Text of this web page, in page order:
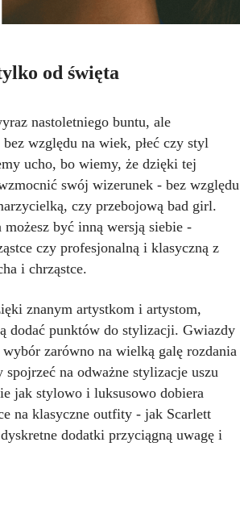
od święta
nastoletniego buntu, ale
względu na wiek, płeć czy styl
ucho, bo wiemy, że dzięki tej
swój wizerunek - bez względu
czy przebojową bad girl.
być inną wersją siebie -
czy profesjonalną i klasyczną z
i chrząstce.
znanym artystkom i artystom,
dodać punktów do stylizacji. Gwiazdy
zarówno na wielką galę rozdania
na odważne stylizacje uszu
jak stylowo i luksusowo dobiera
na klasyczne outfity - jak Scarlett
dodatki przyciągną uwagę i